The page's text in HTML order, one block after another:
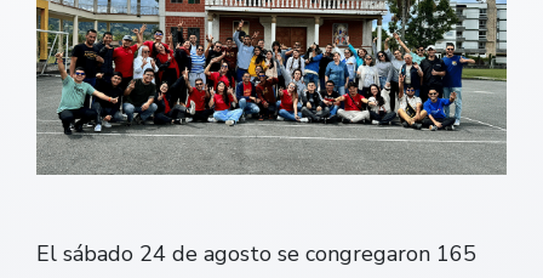
El sábado 24 de agosto se congregaron 165